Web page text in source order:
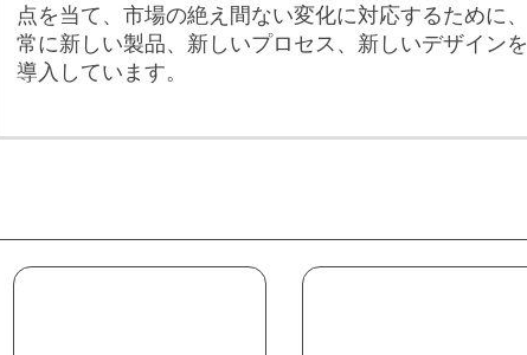
点を当て、市場の絶え間ない変化に対応するために、
常に新しい製品、新しいプロセス、新しいデザインを
導入しています。